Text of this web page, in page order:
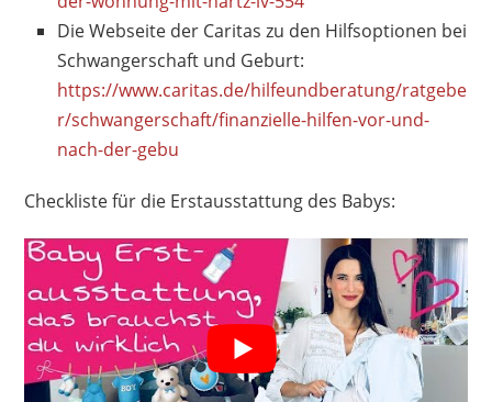
Die Webseite der Caritas zu den Hilfsoptionen bei
Schwangerschaft und Geburt:
https://www.caritas.de/hilfeundberatung/ratgebe
r/schwangerschaft/finanzielle-hilfen-vor-und-
nach-der-gebu
Checkliste für die Erstausstattung des Babys: